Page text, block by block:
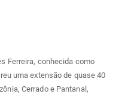
Ferreira, conhecida como
uma extensão de quase 40
Cerrado e Pantanal,